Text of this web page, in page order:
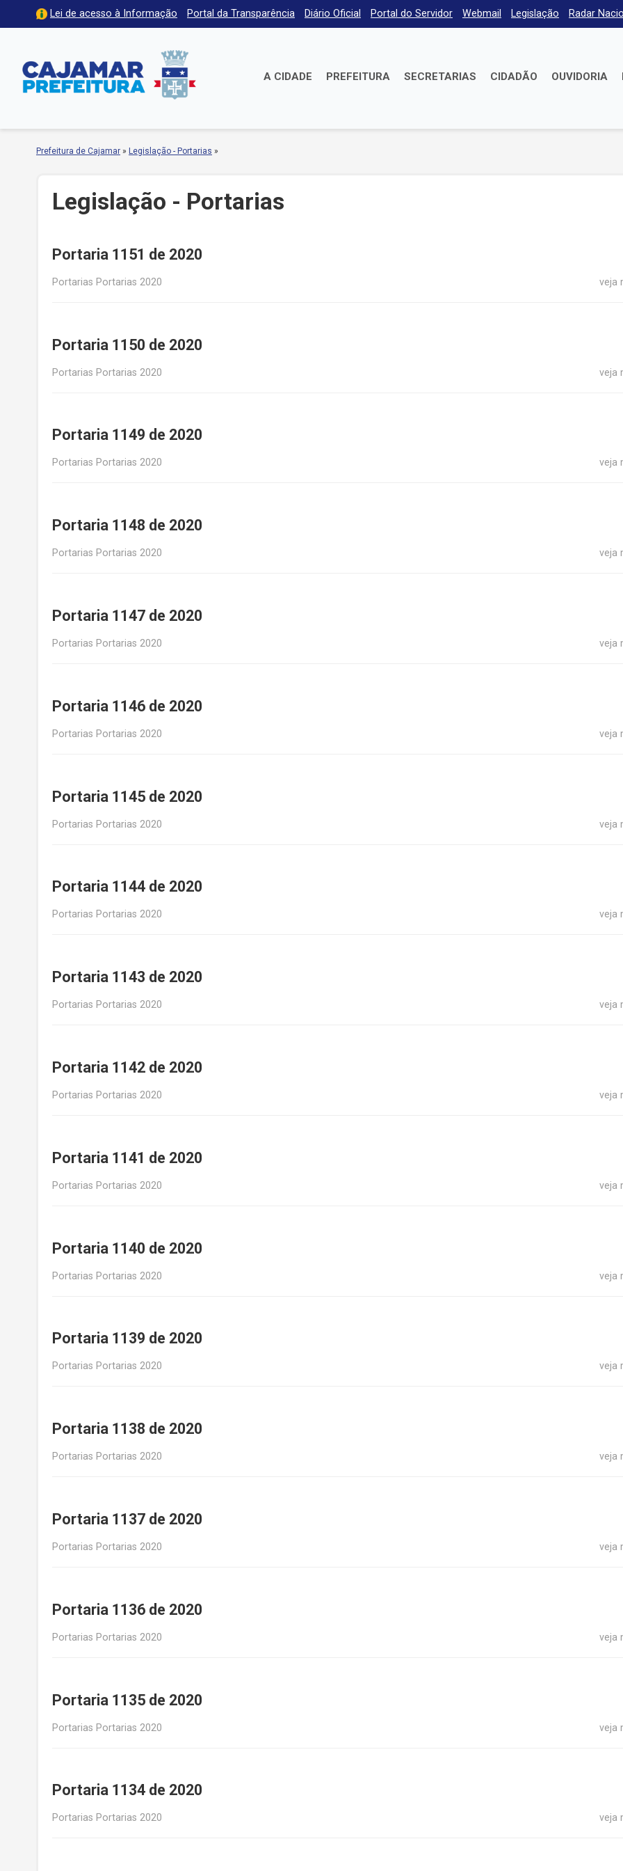
Lei de acesso à Informação Portal da Transparência Diário Oficial Portal do Servidor Webmail Legislação Radar
A CIDADE PREFEITURA SECRETARIAS CIDADÃO OUVIDORIA
Prefeitura de Cajamar » Legislação - Portarias »
Legislação - Portarias
Portaria 1151 de 2020
Portarias Portarias 2020 veja
Portaria 1150 de 2020
Portarias Portarias 2020 veja
Portaria 1149 de 2020
Portarias Portarias 2020 veja
Portaria 1148 de 2020
Portarias Portarias 2020 veja
Portaria 1147 de 2020
Portarias Portarias 2020 veja
Portaria 1146 de 2020
Portarias Portarias 2020 veja
Portaria 1145 de 2020
Portarias Portarias 2020 veja
Portaria 1144 de 2020
Portarias Portarias 2020 veja
Portaria 1143 de 2020
Portarias Portarias 2020 veja
Portaria 1142 de 2020
Portarias Portarias 2020 veja
Portaria 1141 de 2020
Portarias Portarias 2020 veja
Portaria 1140 de 2020
Portarias Portarias 2020 veja
Portaria 1139 de 2020
Portarias Portarias 2020 veja
Portaria 1138 de 2020
Portarias Portarias 2020 veja
Portaria 1137 de 2020
Portarias Portarias 2020 veja
Portaria 1136 de 2020
Portarias Portarias 2020 veja
Portaria 1135 de 2020
Portarias Portarias 2020 veja
Portaria 1134 de 2020
Portarias Portarias 2020 veja